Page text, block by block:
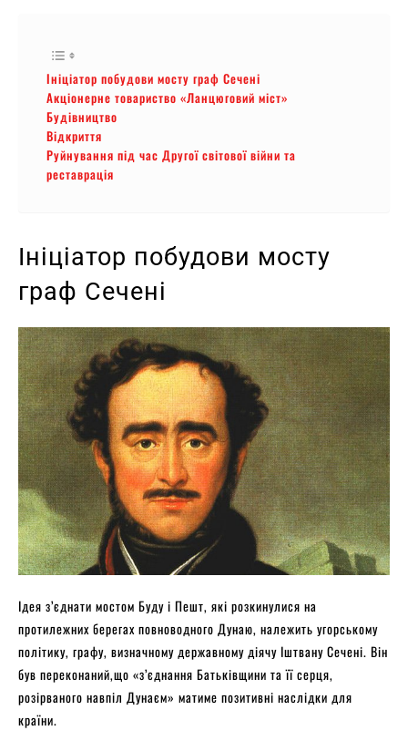
Ініціатор побудови мосту граф Сечені
Акціонерне товариство «Ланцюговий міст»
Будівництво
Відкриття
Руйнування під час Другої світової війни та
реставрація
Ініціатор побудови мосту
граф Сечені
Ідея з’єднати мостом Буду і Пешт, які розкинулися на
протилежних берегах повноводного Дунаю, належить угорському
політику, графу, визначному державному діячу Іштвану Сечені. Він
був переконаний,що «з’єднання Батьківщини та її серця,
розірваного навпіл Дунаєм» матиме позитивні наслідки для
країни.